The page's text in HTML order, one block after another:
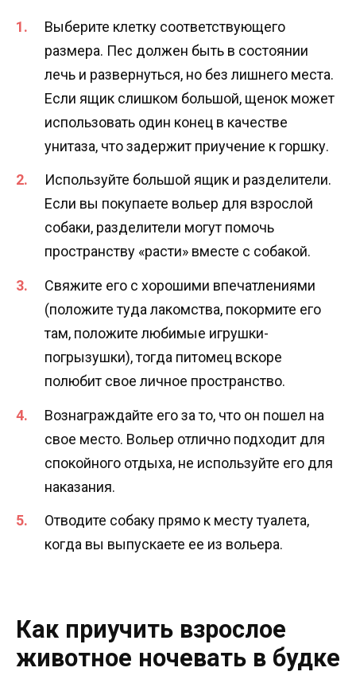
Выберите клетку соответствующего
размера. Пес должен быть в состоянии
лечь и развернуться, но без лишнего места.
Если ящик слишком большой, щенок может
использовать один конец в качестве
унитаза, что задержит приучение к горшку.
Используйте большой ящик и разделители.
Если вы покупаете вольер для взрослой
собаки, разделители могут помочь
пространству «расти» вместе с собакой.
Свяжите его с хорошими впечатлениями
(положите туда лакомства, покормите его
там, положите любимые игрушки-
погрызушки), тогда питомец вскоре
полюбит свое личное пространство.
Вознаграждайте его за то, что он пошел на
свое место. Вольер отлично подходит для
спокойного отдыха, не используйте его для
наказания.
Отводите собаку прямо к месту туалета,
когда вы выпускаете ее из вольера.
Как приучить взрослое
животное ночевать в будке